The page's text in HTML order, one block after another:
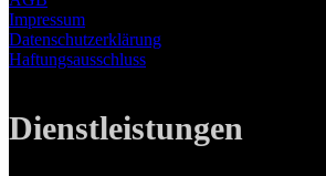
Impressum
Datenschutzerklärung
Haftungsausschluss
Dienstleistungen